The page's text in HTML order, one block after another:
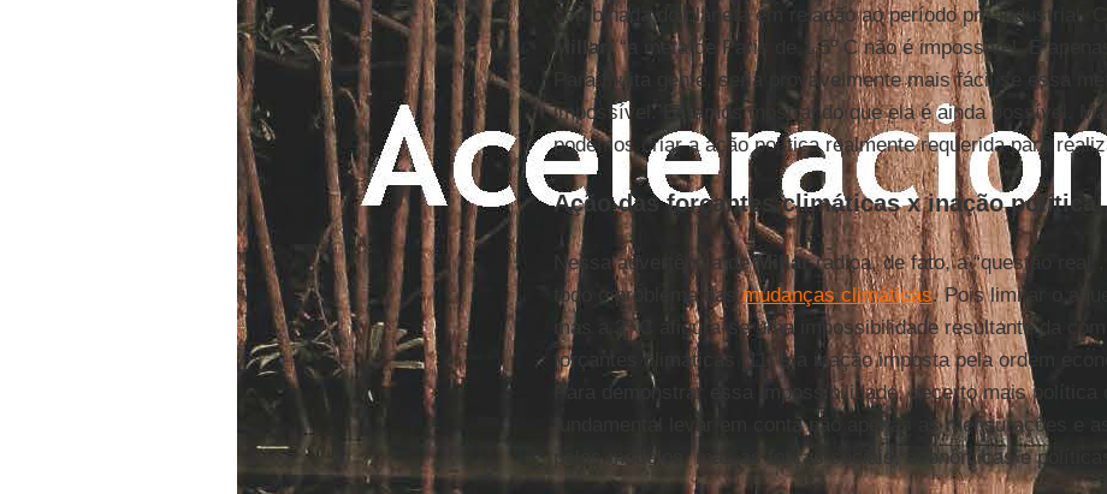
combinada do planeta em relação ao período pré-industrial.
Millar , “a meta de Paris de 1,5º C não é impossível. É
Para muita gente, seria provavelmente mais fácil se essa
impossível. Estamos mostrando que ela é ainda possível.
podemos criar a ação política realmente requerida para
Ação das forçantes climáticas x inação política
Nessa advertência deMillarradica, de fato, a “questão real”,
todo o problema dasmudanças climáticas. Pois limitar o
mas a 2º C afigura-se uma impossibilidade resultante da
forçantes climáticas [11] e a inação imposta pela ordem
Para demonstrar essa impossibilidade, decerto mais política
fundamental levar em conta não apenas as mensurações e
pelos modelos, mas as forças sociais, econômicas e